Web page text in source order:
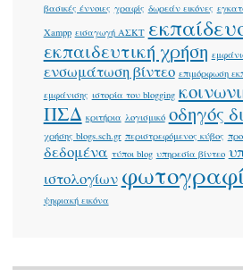
βασικές έννοιες γραφίς δωρεάν εικόνες
Xampp εισαγωγή ΑΣΚΤ
εκπαιδευτική χρήση
ενσωμάτωση βίντεο επιμόρφωση
εμφάνισης ιστορία του blogging
ΠΣΔ κριτήρια λογισμικό οδηγός
χρήσης blogs.sch.gr περιστρεφόμενος κύβος
δεδομένα τύποι blog υπηρεσία βίντεο
ιστολογίων
ψηφιακή εικόνα